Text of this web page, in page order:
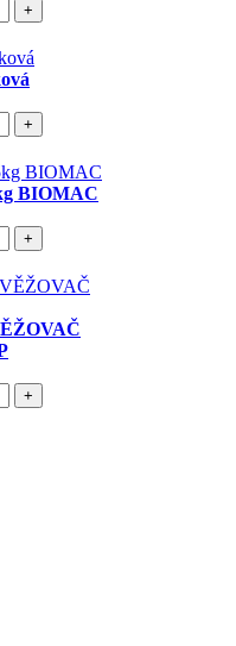
+
+
BIOMAC
+
+